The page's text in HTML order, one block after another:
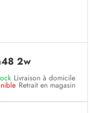
2w
Livraison à domicile
Retrait en magasin